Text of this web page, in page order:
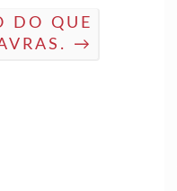
DO QUE
→